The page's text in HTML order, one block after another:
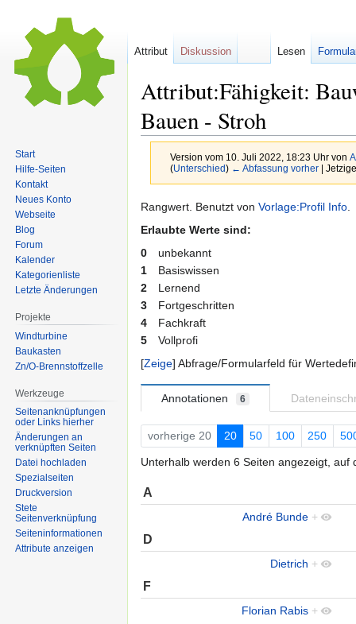
Attribut:Fähigkeit:
Bauen - Stroh
Version vom 10. Juli 2022, 18:23 Uhr von
(Unterschied) ← Abfassung vorher|
Zur
Navigation
Zur
Suche
Rangwert. Benutzt von Vorlage:Profil Info
Erlaubte Werte sind:
0
unbekannt
1
Basiswissen
2
Lernend
3
Fortgeschritten
4
Fachkraft
5
Vollprofi
Zeige Abfrage/Formularfeld für
Annotationen 6
vorherige 20 20 50 100 250
Unterhalb werden 6 Seiten angezeigt,
A
André Bunde +
D
Dietrich +
F
Florian Rabis +
Attribut Diskussion Lesen
Start
Hilfe-Seiten
Kontakt
Neues Konto
Webseite
Blog
Forum
Kalender
Kategorienliste
Letzte Änderungen
Projekte
Windturbine
Baukasten
Zn/O-Brennstoffzelle
Werkzeuge
Seitenanknüpfungen
oder Links hierher
Änderungen an
verknüpften Seiten
Datei hochladen
Spezialseiten
Druckversion
Stete
Seitenverknüpfung
Seiten­informationen
Attribute anzeigen